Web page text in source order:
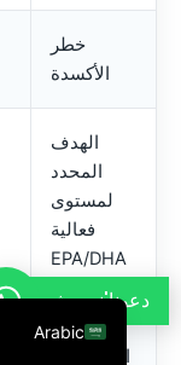
خطر
الأكسدة
الهدف
المحدد
لمستوى
فعالية
EPA/DHA
تسرب
الكبسولات
دعونا'ندردش
Arabic
English
German
Japanese
Korean
Turkish
Spanish